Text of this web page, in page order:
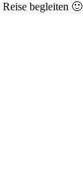
begleiten 🙂